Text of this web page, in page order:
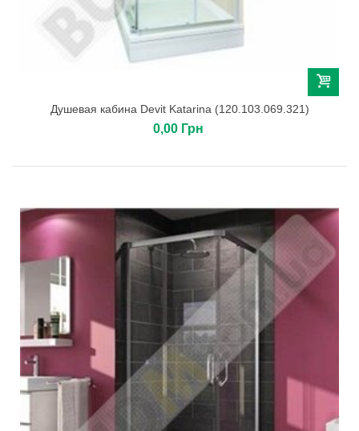
Душевая кабина Devit Katarina (120.103.069.321)
0,00 Грн